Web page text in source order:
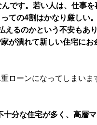
です。若い人は、仕事を
ての4割はかなり厳しい
えるのかという不安もあ
が潰れて新しい住宅にお
ローンになってしまいま
分な住宅が多く、高層